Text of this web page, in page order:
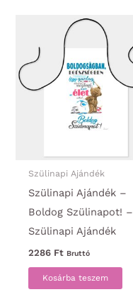
Szülinapi Ajándék
Szülinapi Ajándék –
Boldog Szülinapot! –
Szülinapi Ajándék
2286 Ft Bruttó
Kosárba teszem